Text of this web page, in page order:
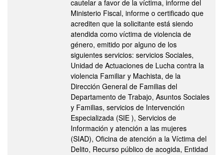
cautelar a favor de la víctima, informe del
Ministerio Fiscal, informe o certificado que
acrediten que la solicitante está siendo
atendida como víctima de violencia de
género, emitido por alguno de los
siguientes servicios: servicios Sociales,
Unidad de Actuaciones de Lucha contra la
violencia Familiar y Machista, de la
Dirección General de Familias del
Departamento de Trabajo, Asuntos Sociales
y Familias, servicios de Intervención
Especializada (SIE ), Servicios de
Información y atención a las mujeres
(SIAD), Oficina de atención a la Víctima del
Delito, Recurso público de acogida, Entidad